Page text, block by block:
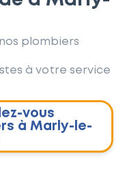
plombiers
à votre service
vous
à Marly-le-